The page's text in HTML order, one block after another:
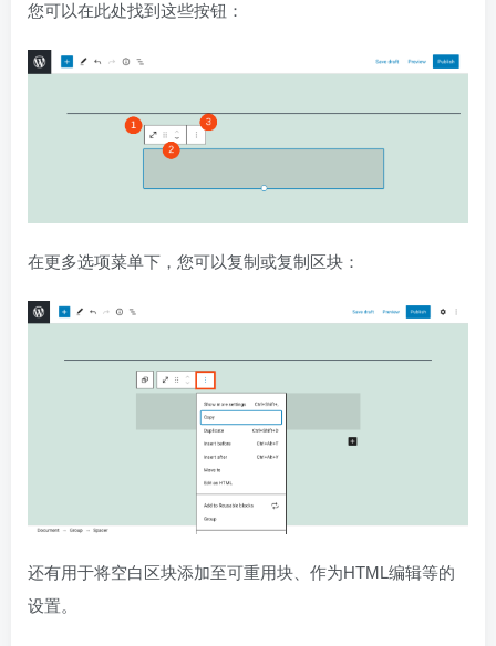
您可以在此处找到这些按钮：
在更多选项菜单下，您可以复制或复制区块：
还有用于将空白区块添加至可重用块、作为HTML编辑等的
设置。